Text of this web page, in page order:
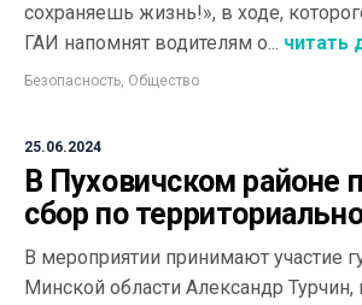
сохраняешь жизнь!», в ходе,
ГАИ напомнят водителям о... читать
Безопасность, Общество
25.06.2024
В Пуховичском районе
сбор по
В мероприятии принимают участие
Минской области Александр Турчин,